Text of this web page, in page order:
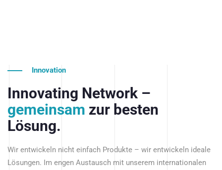
Innovation
Innovating Network –
gemeinsam zur besten
Lösung.
Wir entwickeln nicht einfach Produkte – wir entwickeln ideale
Lösungen. Im engen Austausch mit unserem internationalen